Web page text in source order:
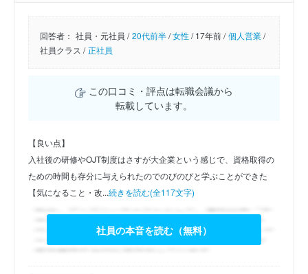
回答者： 社員・元社員 / 20代前半/女性/17年前 / 個人営業/
社員クラス / 正社員
この口コミ・評点は転職会議から
転載しています。
【良い点】
入社後の研修やOJT制度はさすが大企業という感じで、資格取得の
ための時間も存分に与えられたのでのびのびと学ぶことができた
【気になること・改...続きを読む(全117文字)
社員の本音を読む（無料）